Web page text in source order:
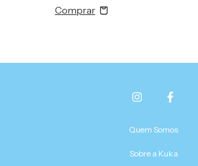
Quem Somos
Sobre a Kuka